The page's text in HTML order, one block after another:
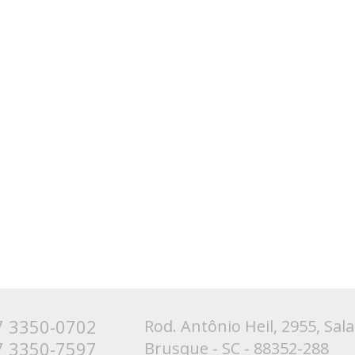
3350-0702
3350-7597
Rod. Antônio Heil, 2955,
Brusque - SC - 88352-288